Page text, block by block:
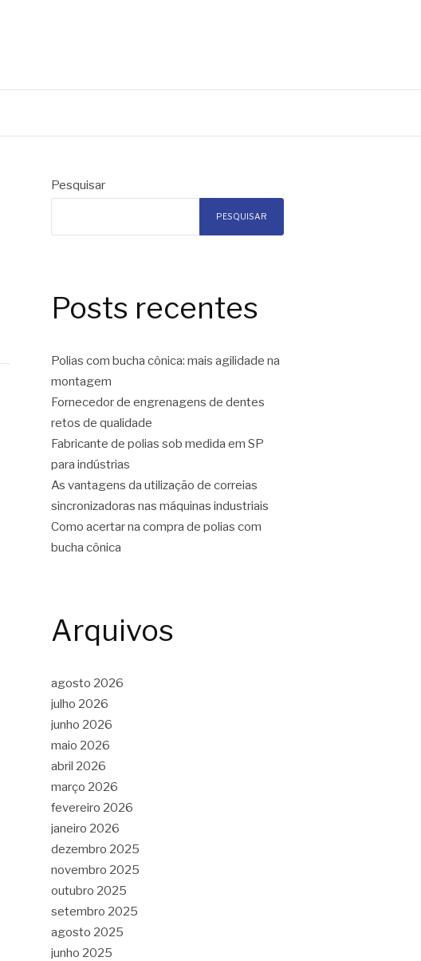
Pesquisar
PESQUISAR
Posts recentes
Polias com bucha cônica: mais agilidade na
montagem
Fornecedor de engrenagens de dentes
retos de qualidade
Fabricante de polias sob medida em SP
para indústrias
As vantagens da utilização de correias
sincronizadoras nas máquinas industriais
Como acertar na compra de polias com
bucha cônica
Arquivos
agosto 2026
julho 2026
junho 2026
maio 2026
abril 2026
março 2026
fevereiro 2026
janeiro 2026
dezembro 2025
novembro 2025
outubro 2025
setembro 2025
agosto 2025
junho 2025